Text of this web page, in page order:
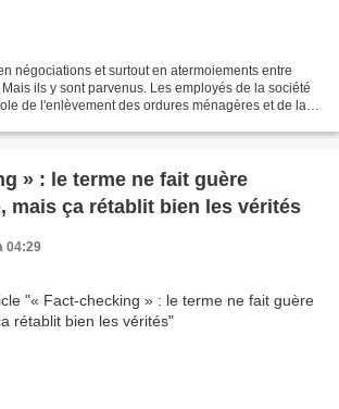
négociations et surtout en atermoiements entre
ils y sont parvenus. Les employés de la société
de l'enlèvement des ordures ménagères et de la
» : le terme ne fait guère
mais ça rétablit bien les vérités
04:29